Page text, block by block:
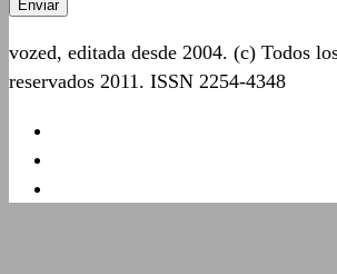
vozed, editada desde 2004. (c) Todos
reservados 2011. ISSN 2254-4348